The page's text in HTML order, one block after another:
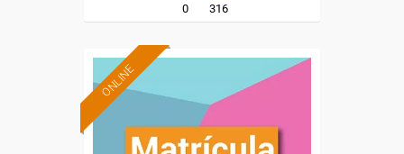
0 316
ONLINE